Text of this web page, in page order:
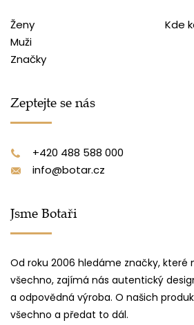
Ženy
Muži
Značky
Kde
Zeptejte se nás
+420 488 588 000
info@botar.cz
Jsme Botaři
Od roku 2006 hledáme značky,
všechno, zajímá nás autentický
a odpovědná výroba. O našich
všechno a předat to dál.